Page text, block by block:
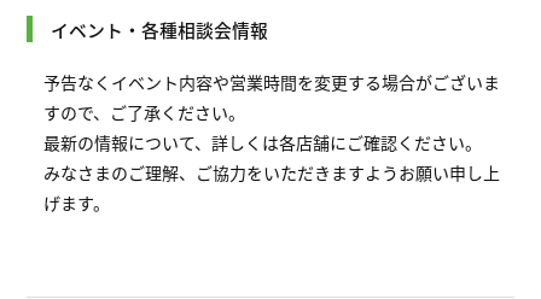
イベント・各種相談会情報
予告なくイベント内容や営業時間を変更する場合がございま
すので、ご了承ください。
最新の情報について、詳しくは各店舗にご確認ください。
みなさまのご理解、ご協力をいただきますようお願い申し上
げます。